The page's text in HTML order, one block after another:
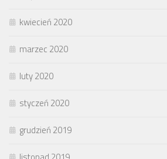
kwiecień 2020
marzec 2020
luty 2020
styczeń 2020
grudzień 2019